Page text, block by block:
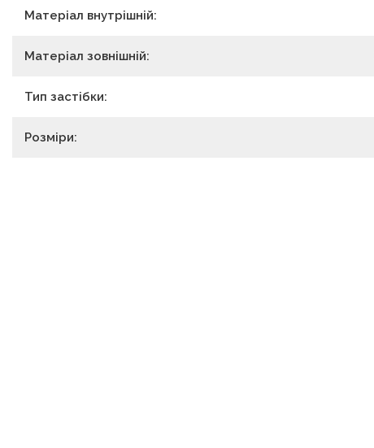
Матеріал внутрішній:
Матеріал зовнішній:
Тип застібки:
Розміри: